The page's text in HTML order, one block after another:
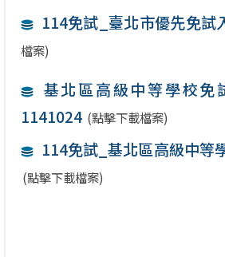
114免試_臺北市優先免試
檔案)
基北區高級中等學校免
1141024 (點擊下載檔案)
114免試_基北區高級中等
(點擊下載檔案)